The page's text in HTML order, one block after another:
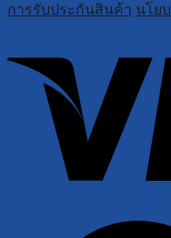
การรับประกันสินค้า นโย